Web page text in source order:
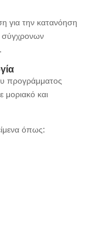
για την κατανόηση
σύγχρονων
προγράμματος
μοριακό και
όπως: